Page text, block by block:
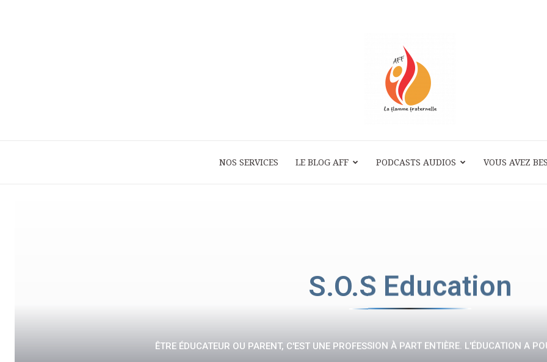
La
NOS SERVICES LE BLOG AFF PODCASTS AUDIOS VOUS AVEZ
S.O.S Education
ÊTRE ÉDUCATEUR OU PARENT, C'EST UNE PROFESSION À PART ENTIÈRE. L'ÉDUCATION A